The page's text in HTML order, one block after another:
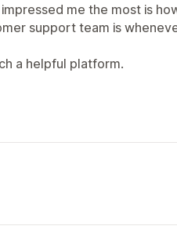
me the most is
support team is
a helpful platform.